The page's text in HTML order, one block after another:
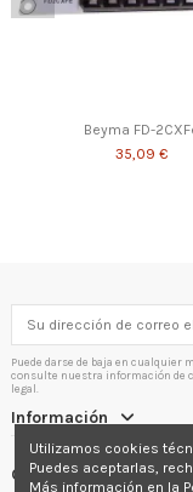
Beyma FD-
35,09 €
Puede darse de baja en cualquier
consulte nuestra información de
legal.
Información
Contactáctenos
Utilizamos cookies
Puedes aceptarlas,
Más información en la